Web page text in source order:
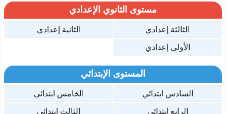
مستوى الثانوي الإعدادي
الثالثة إعدادي
الثانية إعدادي
الأولى إعدادي
المستوى الإبتدائي
السادس ابتدائي
الخامس ابتدائي
الرابع ابتدائي
الثالث ابتدائي